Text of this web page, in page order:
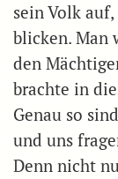
sein Volk
blicken. Man
den
brachte in
Genau so
und uns
Denn nicht